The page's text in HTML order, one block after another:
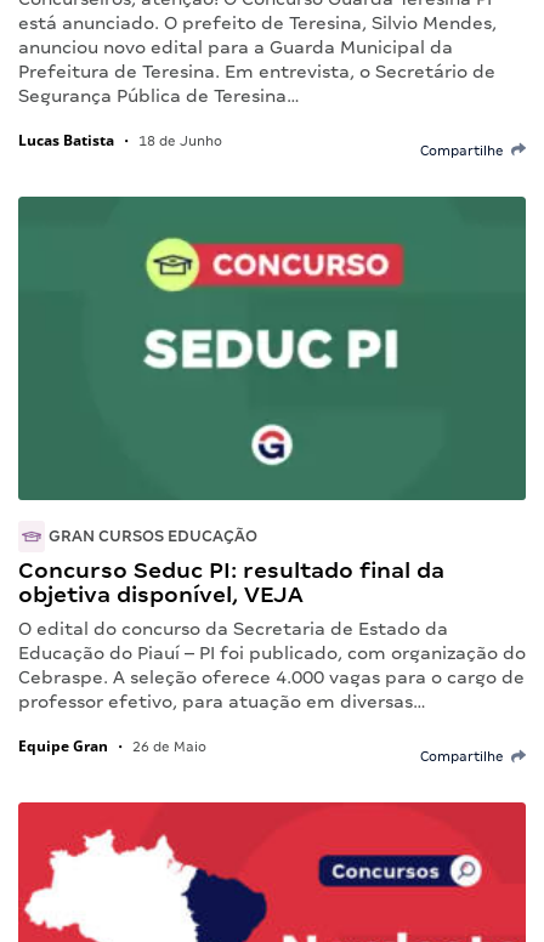
está anunciado. O prefeito de Teresina, Silvio Mendes,
anunciou novo edital para a Guarda Municipal da
Prefeitura de Teresina. Em entrevista, o Secretário de
Segurança Pública de Teresina…
Lucas Batista • 18 de Junho
Compartilhe
GRAN CURSOS EDUCAÇÃO
Concurso Seduc PI: resultado final da
objetiva disponível, VEJA
O edital do concurso da Secretaria de Estado da
Educação do Piauí – PI foi publicado, com organização do
Cebraspe. A seleção oferece 4.000 vagas para o cargo de
professor efetivo, para atuação em diversas…
Equipe Gran • 26 de Maio
Compartilhe